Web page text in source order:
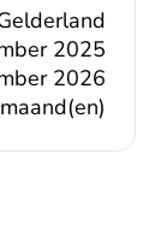
2026
2025